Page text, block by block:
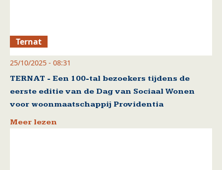
Ternat
25/10/2025 - 08:31
TERNAT - Een 100-tal bezoekers tijdens de
eerste editie van de Dag van Sociaal Wonen
voor woonmaatschappij Providentia
Meer lezen